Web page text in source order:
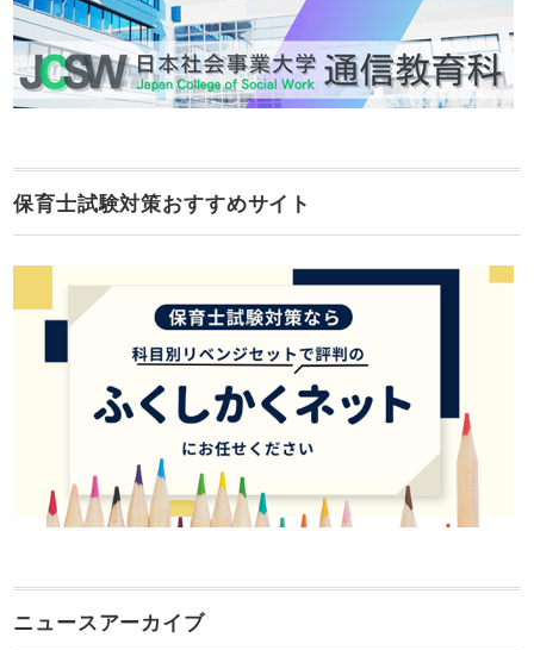
保育士試験対策おすすめサイト
ニュースアーカイブ